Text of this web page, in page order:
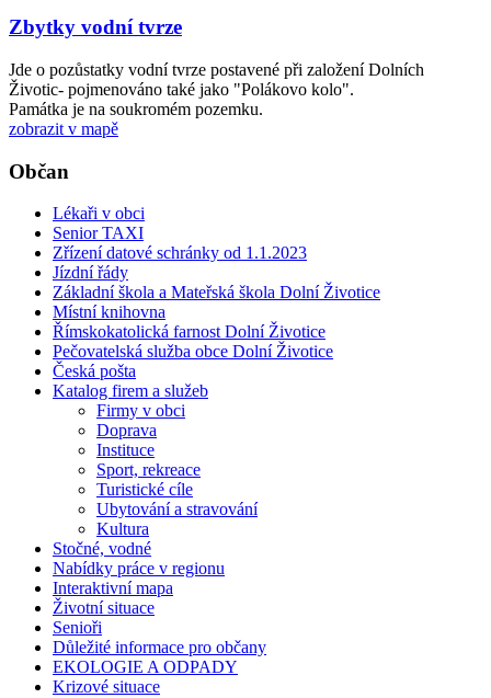
Zbytky vodní tvrze
Jde o pozůstatky vodní tvrze postavené při založení Dolních
Životic- pojmenováno také jako "Polákovo kolo".
Památka je na soukromém pozemku.
zobrazit v mapě
Občan
Lékaři v obci
Senior TAXI
Zřízení datové schránky od 1.1.2023
Jízdní řády
Základní škola a Mateřská škola Dolní Životice
Místní knihovna
Římskokatolická farnost Dolní Životice
Pečovatelská služba obce Dolní Životice
Česká pošta
Katalog firem a služeb
Firmy v obci
Doprava
Instituce
Sport, rekreace
Turistické cíle
Ubytování a stravování
Kultura
Stočné, vodné
Nabídky práce v regionu
Interaktivní mapa
Životní situace
Senioři
Důležité informace pro občany
EKOLOGIE A ODPADY
Krizové situace